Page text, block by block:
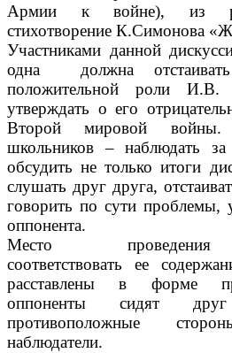
Армии к войне), из
стихотворение К.Симонова
Участниками данной
одна должна
положительной роли И.В.
утверждать о его
Второй мировой войны.
школьников – наблюдать
обсудить не только итоги
слушать друг друга,
говорить по сути проблемы,
оппонента.
Место проведения
соответствовать ее
расставлены в форме
оппоненты сидят
противоположные
наблюдатели.